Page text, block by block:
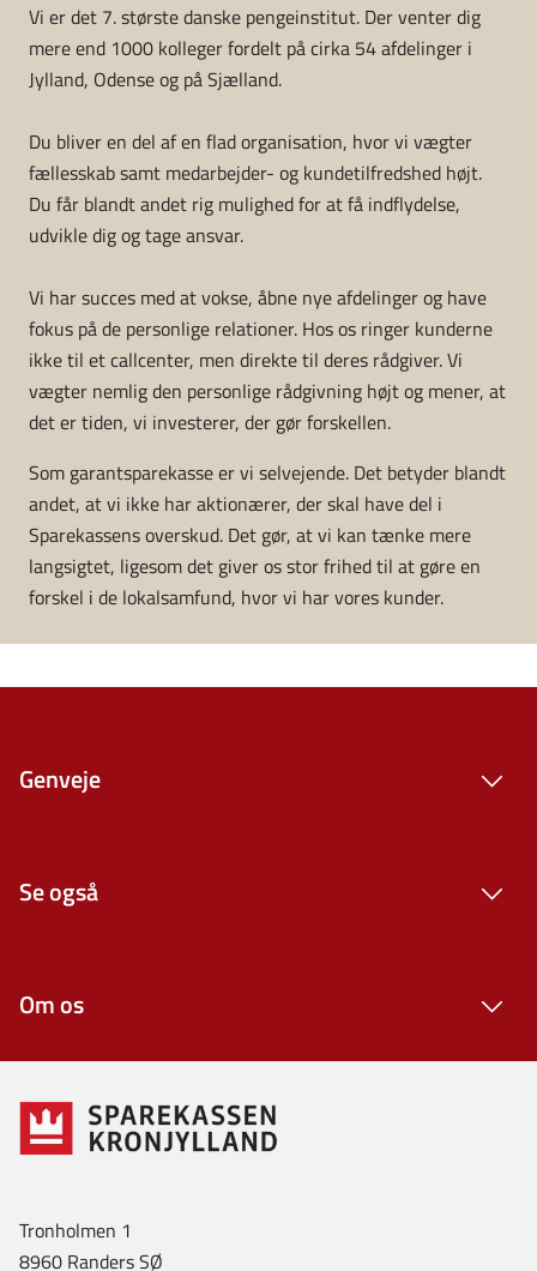
Vi er det 7. største danske pengeinstitut. Der venter dig
mere end 1000 kolleger fordelt på cirka 54 afdelinger i
Jylland, Odense og på Sjælland.
Du bliver en del af en flad organisation, hvor vi vægter
fællesskab samt medarbejder- og kundetilfredshed højt.
Du får blandt andet rig mulighed for at få indflydelse,
udvikle dig og tage ansvar.
Vi har succes med at vokse, åbne nye afdelinger og have
fokus på de personlige relationer. Hos os ringer kunderne
ikke til et callcenter, men direkte til deres rådgiver. Vi
vægter nemlig den personlige rådgivning højt og mener, at
det er tiden, vi investerer, der gør forskellen.
Som garantsparekasse er vi selvejende. Det betyder blandt
andet, at vi ikke har aktionærer, der skal have del i
Sparekassens overskud. Det gør, at vi kan tænke mere
langsigtet, ligesom det giver os stor frihed til at gøre en
forskel i de lokalsamfund, hvor vi har vores kunder.
Genveje
Se også
Om os
Tronholmen 1
8960 Randers SØ